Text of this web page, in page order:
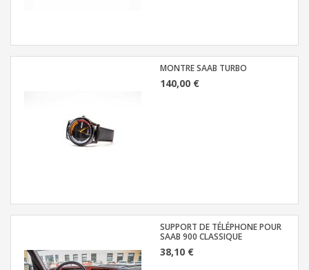
MONTRE SAAB TURBO
140,00 €
SUPPORT DE TÉLÉPHONE POUR
SAAB 900 CLASSIQUE
38,10 €